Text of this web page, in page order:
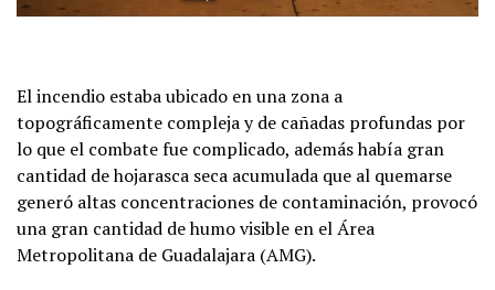
El incendio estaba ubicado en una zona a
topográficamente compleja y de cañadas profundas por
lo que el combate fue complicado, además había gran
cantidad de hojarasca seca acumulada que al quemarse
generó altas concentraciones de contaminación, provocó
una gran cantidad de humo visible en el Área
Metropolitana de Guadalajara (AMG).